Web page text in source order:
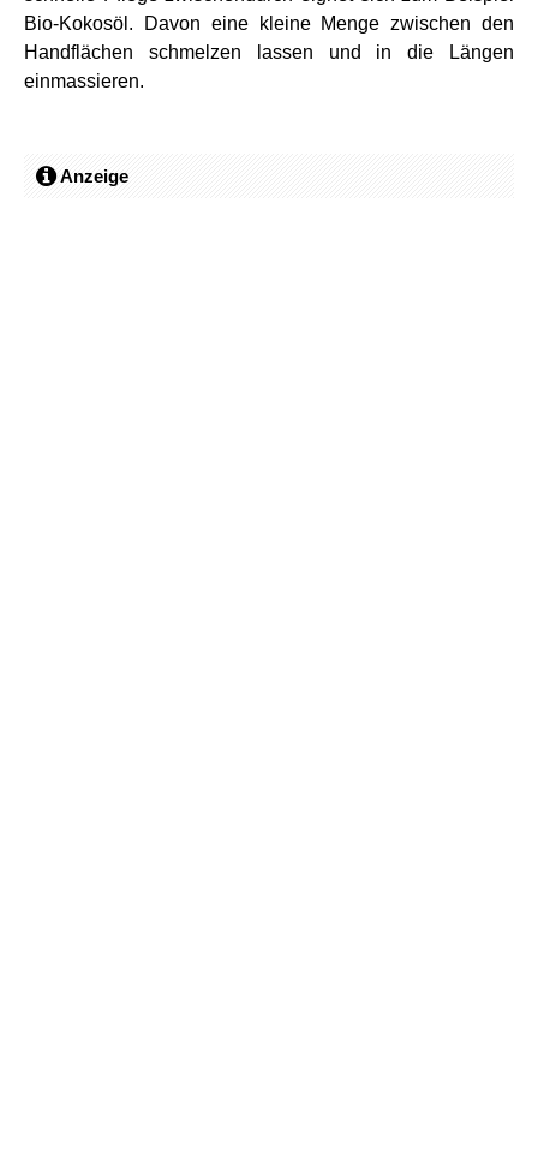
Bio-Kokosöl. Davon eine kleine Menge zwischen den
Handflächen schmelzen lassen und in die Längen
einmassieren.
Anzeige